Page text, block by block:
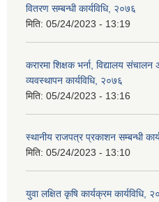
वितरण सम्बन्धी कार्यविधि, २०७६
मिति: 05/24/2023 - 13:19
करारमा शिक्षक भर्ना, विद्यालय
व्यवस्थापन कार्यविधि, २०७६
मिति: 05/24/2023 - 13:16
स्थानीय राजपत्र प्रकाशन सम्बन्धी
मिति: 05/24/2023 - 13:10
युवा लक्षित कृषि कार्यक्रम कार्यविधि,